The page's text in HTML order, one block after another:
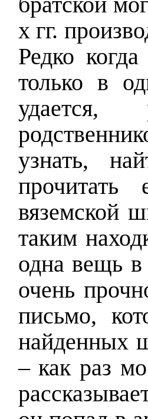
х гг.
Редко
только в
удается,
узнать,
вяземской
таким
одна вещь в
очень
письмо,
найденных
– как раз